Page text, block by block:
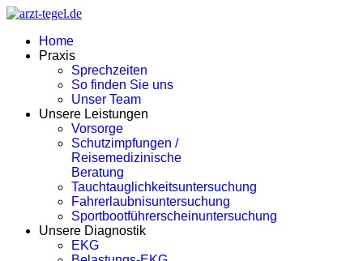
Home
Praxis
Sprechzeiten
So finden Sie uns
Unser Team
Unsere Leistungen
Vorsorge
Schutzimpfungen /
Reisemedizinische
Beratung
Tauchtauglichkeitsuntersuchung
Fahrerlaubnisuntersuchung
Sportbootführerscheinuntersuchung
Unsere Diagnostik
EKG